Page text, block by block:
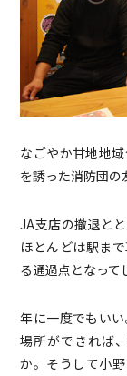
なごやか甘地地
を誘った消防団の
JA支店の撤退と
ほとんどは駅ま
る通過点となって
年に一度でもい
場所ができれば
か。そうして小